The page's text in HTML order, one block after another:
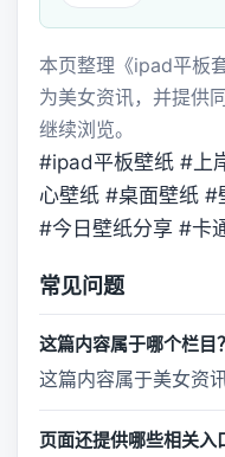
本页整理《ipad平板
为美女资讯，并提供
继续浏览。
#ipad平板壁纸 #上
心壁纸 #桌面壁纸 #
#今日壁纸分享 #卡
常见问题
这篇内容属于哪个栏目？
这篇内容属于美女资讯
页面还提供哪些相关入